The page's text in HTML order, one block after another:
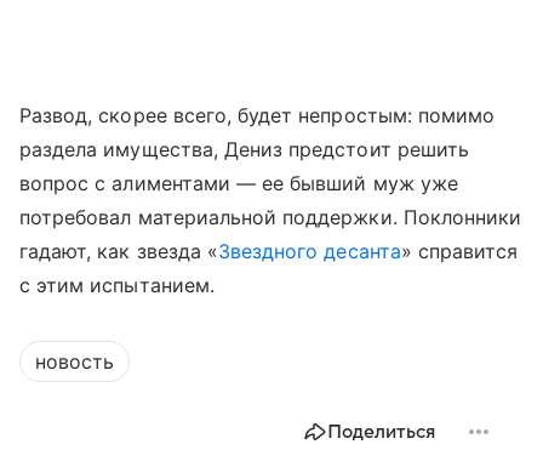
Развод, скорее всего, будет непростым: помимо
раздела имущества, Дениз предстоит решить
вопрос с алиментами — ее бывший муж уже
потребовал материальной поддержки. Поклонники
гадают, как звезда «Звездного десанта» справится
с этим испытанием.
новость
Поделиться